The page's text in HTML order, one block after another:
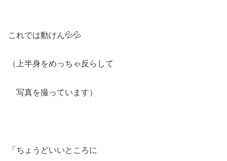
これでは動けん💦💦
（上半身をめっちゃ反らして
写真を撮っています）
「ちょうどいいところに